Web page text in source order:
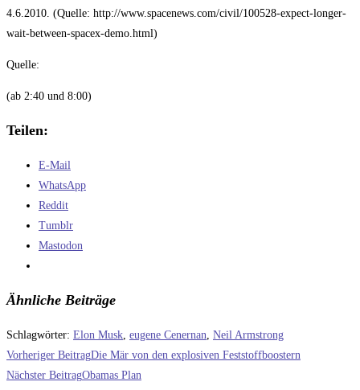
4.6.2010. (Quelle: http://www.spacenews.com/civil/100528-expect-longer-
wait-between-spacex-demo.html)
Quelle:
(ab 2:40 und 8:00)
Teilen:
E-Mail
WhatsApp
Reddit
Tumblr
Mastodon
Ähnliche Beiträge
Schlagwörter: Elon Musk eugene Cenernan Neil Armstrong
Weitere
Artikel
Vorheriger BeitragDie Mär von den explosiven Feststoffboostern
Nächster BeitragObamas Plan